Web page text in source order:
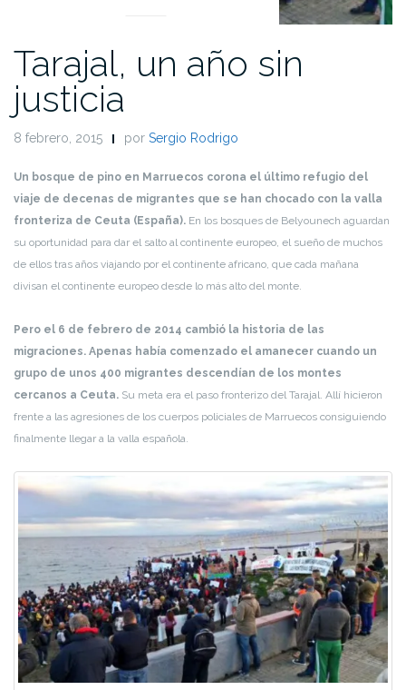
Tarajal, un año sin
justicia
8 febrero, 2015 por Sergio Rodrigo
Un bosque de pino en Marruecos corona el último refugio del
viaje de decenas de migrantes que se han chocado con la valla
fronteriza de Ceuta (España). En los bosques de Belyounech aguardan
su oportunidad para dar el salto al continente europeo, el sueño de muchos
de ellos tras años viajando por el continente africano, que cada mañana
divisan el continente europeo desde lo más alto del monte.
Pero el 6 de febrero de 2014 cambió la historia de las
migraciones. Apenas había comenzado el amanecer cuando un
grupo de unos 400 migrantes descendían de los montes
cercanos a Ceuta. Su meta era el paso fronterizo del Tarajal. Allí hicieron
frente a las agresiones de los cuerpos policiales de Marruecos consiguiendo
finalmente llegar a la valla española.